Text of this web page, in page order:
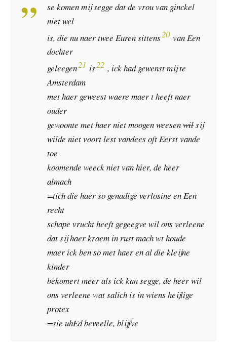
se komen mij segge dat de vrou van ginckel
niet wel
is, die nu naer twee Euren sittens20 van Een
dochter
geleegen21 is22 , ick had gewenst mij te
Amsterdam
met haer geweest waere maer t heeft naer
ouder
gewoonte met haer niet moogen weesenwilsij
wilde niet voort lest vandees oft Eerst vande
toe
koomende weeck niet van hier, de heer
almach
=tich die haer so genadige verlosine en Een
recht
schape vrucht heeft gegeegve wil ons verleene
dat sij haer kraem in rust mach wt houde
maer ick ben so met haer en al die kleijne
kinder
bekomert meer als ick kan segge, de heer wil
ons verleene wat salich is in wiens heijlige
protex
=sie uhEd beveelle, blijfve